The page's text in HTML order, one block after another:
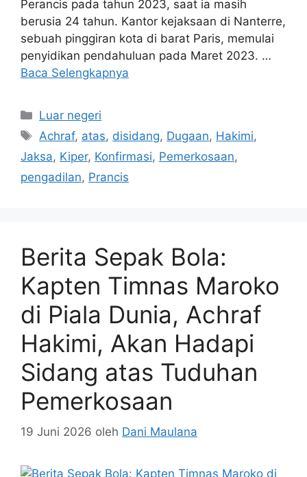
Perancis pada tahun 2023, saat ia masih
berusia 24 tahun. Kantor kejaksaan di Nanterre,
sebuah pinggiran kota di barat Paris, memulai
penyidikan pendahuluan pada Maret 2023. …
Baca Selengkapnya
Kategori
Luar negeri
Tag
Achraf, atas, disidang, Dugaan, Hakimi,
Jaksa, Kiper, Konfirmasi, Pemerkosaan,
pengadilan, Prancis
Berita Sepak Bola:
Kapten Timnas Maroko
di Piala Dunia, Achraf
Hakimi, Akan Hadapi
Sidang atas Tuduhan
Pemerkosaan
19 Juni 2026 oleh Dani Maulana